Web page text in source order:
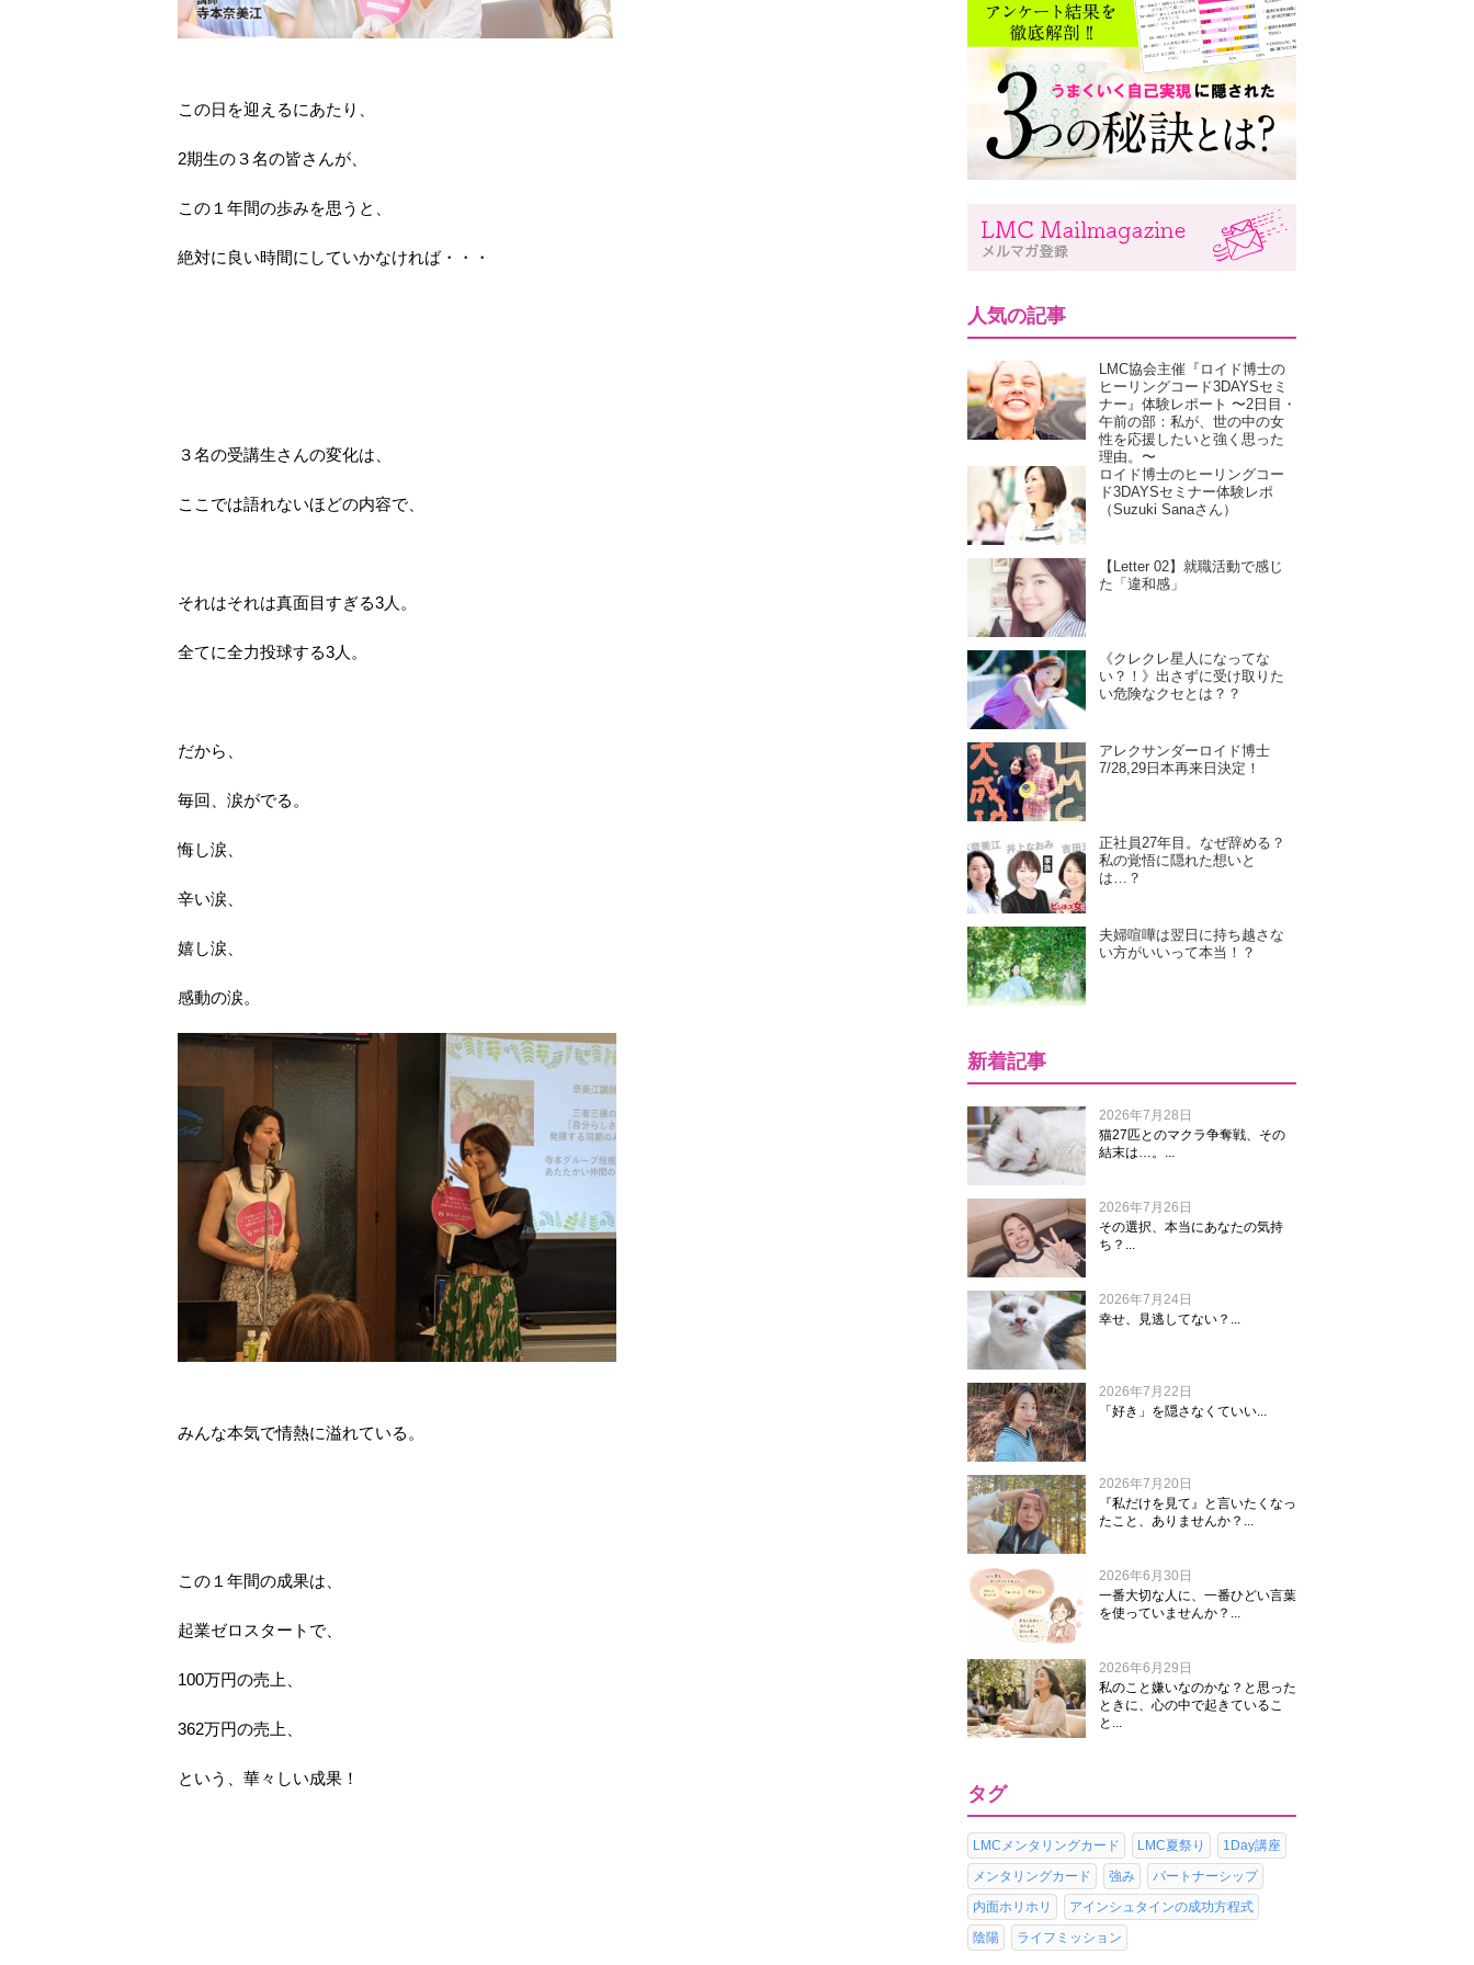
この日を迎えるにあたり、
2期生の３名の皆さんが、
この１年間の歩みを思うと、
絶対に良い時間にしていかなければ・・・
３名の受講生さんの変化は、
ここでは語れないほどの内容で、
それはそれは真面目すぎる3人。
全てに全力投球する3人。
だから、
毎回、涙がでる。
悔し涙、
辛い涙、
嬉し涙、
感動の涙。
みんな本気で情熱に溢れている。
この１年間の成果は、
起業ゼロスタートで、
100万円の売上、
362万円の売上、
という、華々しい成果！
人気の記事
LMC協会主催『ロイド博士の
ヒーリングコード3DAYSセミ
ナー』体験レポート 〜2日目・
午前の部：私が、世の中の女
性を応援したいと強く思った
理由。〜
ロイド博士のヒーリングコー
ド3DAYSセミナー体験レポ
（Suzuki Sanaさん）
【Letter 02】就職活動で感じ
た「違和感」
《クレクレ星人になってな
い？！》出さずに受け取りた
い危険なクセとは？？
アレクサンダーロイド博士
7/28,29日本再来日決定！
正社員27年目。なぜ辞める？
私の覚悟に隠れた想いと
は…？
夫婦喧嘩は翌日に持ち越さな
い方がいいって本当！？
新着記事
2026年7月28日
猫27匹とのマクラ争奪戦、その
結末は…。...
2026年7月26日
その選択、本当にあなたの気持
ち？...
2026年7月24日
幸せ、見逃してない？...
2026年7月22日
「好き」を隠さなくていい...
2026年7月20日
『私だけを見て』と言いたくなっ
たこと、ありませんか？...
2026年6月30日
一番大切な人に、一番ひどい言葉
を使っていませんか？...
2026年6月29日
私のこと嫌いなのかな？と思った
ときに、心の中で起きているこ
と...
タグ
LMCメンタリングカード LMC夏祭り
1Day講座
メンタリングカード
強み
パートナーシップ
内面ホリホリ
アインシュタインの成功方程式
陰陽
ライフミッション